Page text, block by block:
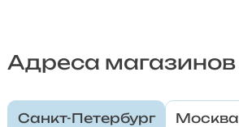
Адреса магазинов
Санкт-Петербург Москва